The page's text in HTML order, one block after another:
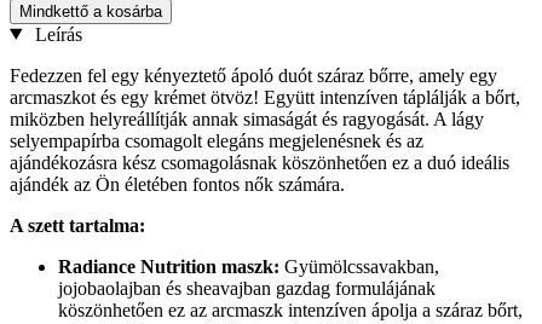
Mindkettő a kosárba
Leírás
Fedezzen fel egy kényeztető ápoló duót száraz bőrre, amely egy
arcmaszkot és egy krémet ötvöz! Együtt intenzíven táplálják a bőrt,
miközben helyreállítják annak simaságát és ragyogását. A lágy
selyempapírba csomagolt elegáns megjelenésnek és az
ajándékozásra kész csomagolásnak köszönhetően ez a duó ideális
ajándék az Ön életében fontos nők számára.
A szett tartalma:
Radiance Nutrition maszk: Gyümölcssavakban,
jojobaolajban és sheavajban gazdag formulájának
köszönhetően ez az arcmaszk intenzíven ápolja a száraz bőrt,